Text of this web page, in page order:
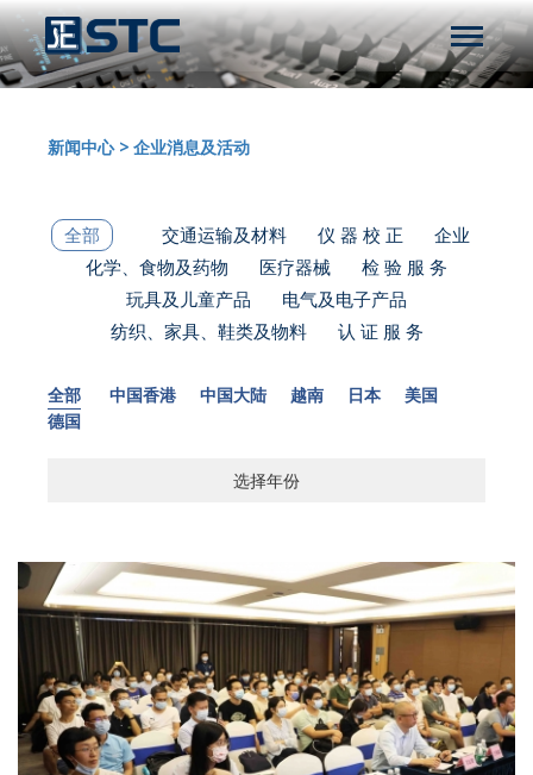
新闻中心 >企业消息及活动
全部 交通运输及材料 仪 器 校 正
企业
化学、食物及药物
医疗器械
检 验 服 务
玩具及儿童产品
电气及电子产品
纺织、家具、鞋类及物料
认 证 服 务
全部 中国香港 中国大陆 越南 日本
美国
德国
选择年份
2025
2023
2022